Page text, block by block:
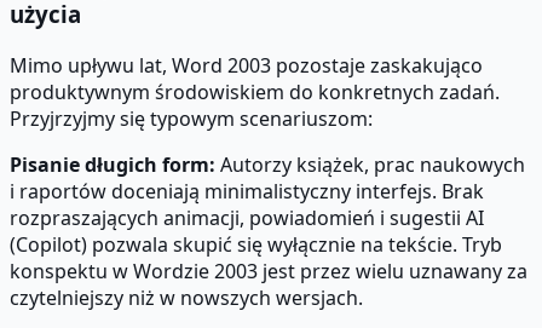
użycia
Mimo upływu lat, Word 2003 pozostaje zaskakująco
produktywnym środowiskiem do konkretnych zadań.
Przyjrzyjmy się typowym scenariuszom:
Pisanie długich form: Autorzy książek, prac naukowych
i raportów doceniają minimalistyczny interfejs. Brak
rozpraszających animacji, powiadomień i sugestii AI
(Copilot) pozwala skupić się wyłącznie na tekście. Tryb
konspektu w Wordzie 2003 jest przez wielu uznawany za
czytelniejszy niż w nowszych wersjach.